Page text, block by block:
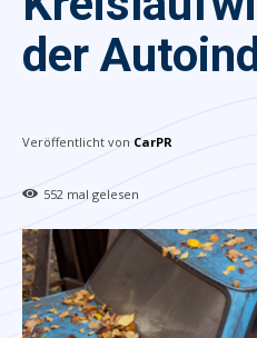
der
Veröffentlicht von CarPR
552 mal gelesen